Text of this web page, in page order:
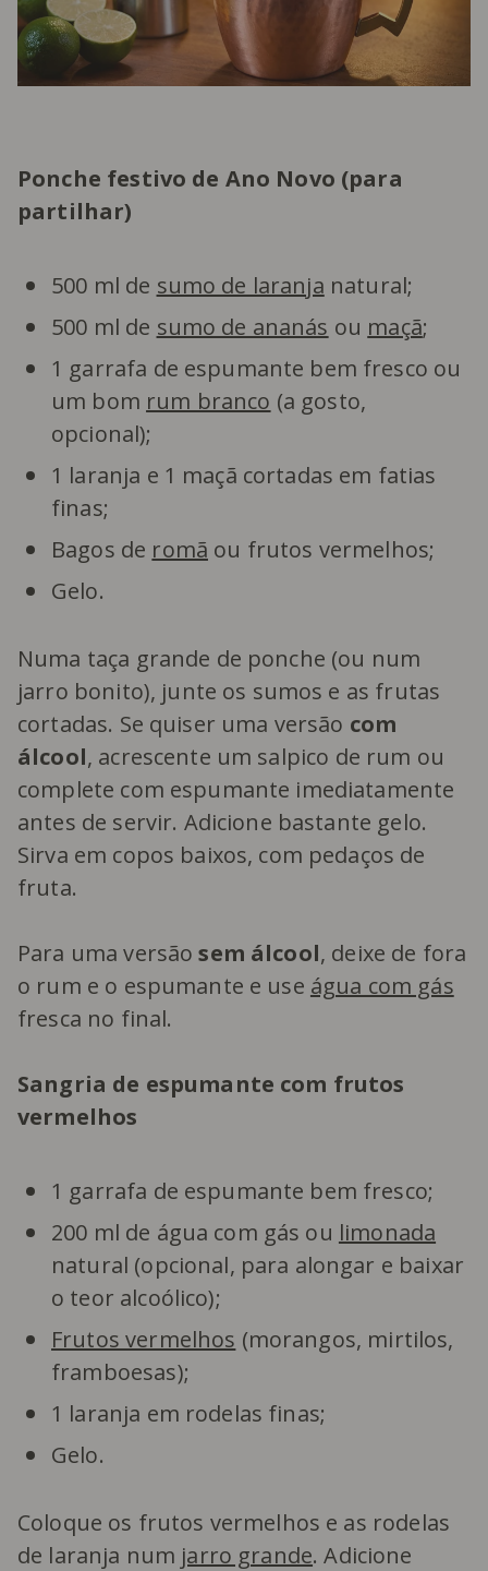
Ponche festivo de Ano Novo (para
partilhar)
500 ml de sumo de laranja natural;
500 ml de sumo de ananás ou maçã;
1 garrafa de espumante bem fresco ou
um bom rum branco (a gosto,
opcional);
1 laranja e 1 maçã cortadas em fatias
finas;
Bagos de romã ou frutos vermelhos;
Gelo.
Numa taça grande de ponche (ou num
jarro bonito), junte os sumos e as frutas
cortadas. Se quiser uma versão com
álcool, acrescente um salpico de rum ou
complete com espumante imediatamente
antes de servir. Adicione bastante gelo.
Sirva em copos baixos, com pedaços de
fruta.
Para uma versãosem álcool, deixe de fora
o rum e o espumante e use água com gás
fresca no final.
Sangria de espumante com frutos
vermelhos
1 garrafa de espumante bem fresco;
200 ml de água com gás ou limonada
natural (opcional, para alongar e baixar
o teor alcoólico);
Frutos vermelhos (morangos, mirtilos,
framboesas);
1 laranja em rodelas finas;
Gelo.
Coloque os frutos vermelhos e as rodelas
de laranja num jarro grande. Adicione